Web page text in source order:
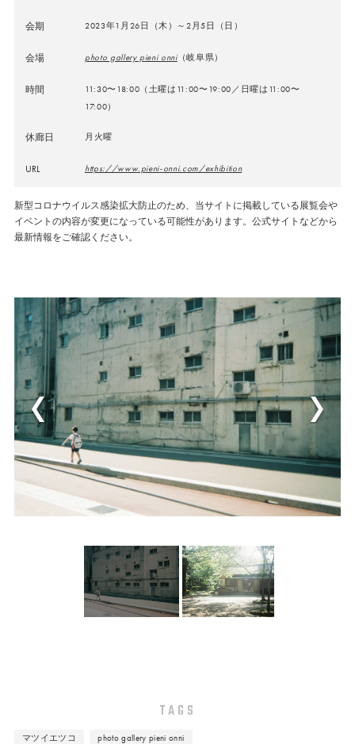
会期 2023年1月26日（木）～2月5日（日）
会場 photo gallery pieni onni（岐阜県）
時間
11:30〜18:00（土曜は11:00〜19:00／日曜は11:00〜
17:00）
休廊日 月火曜
URL https://www.pieni-onni.com/exhibition
新型コロナウイルス感染拡大防止のため、当サイトに掲載している展覧会や
イベントの内容が変更になっている可能性があります。公式サイトなどから
最新情報をご確認ください。
TAGS
マツイエツコ photo gallery pieni onni